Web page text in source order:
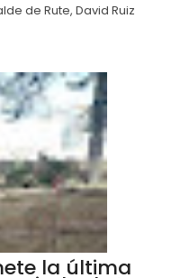
de Rute, David Ruiz
la última